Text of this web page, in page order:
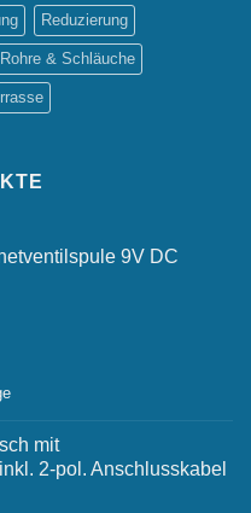
Reduzierung
Rohre & Schläuche
9V DC
mit
2-pol. Anschlusskabel